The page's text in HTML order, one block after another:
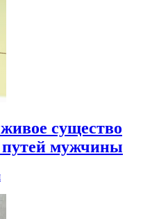
существо
мужчины